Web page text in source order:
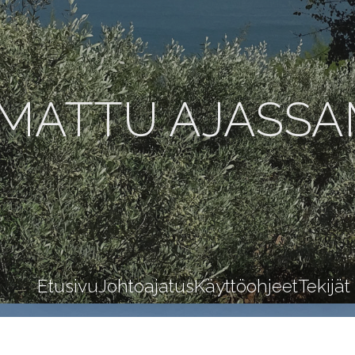
EtusivuJohtoajatusKäyttöohjeetTekijät